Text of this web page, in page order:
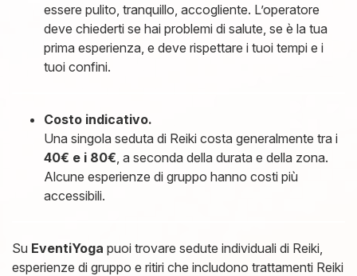
essere pulito, tranquillo, accogliente. L’operatore
deve chiederti se hai problemi di salute, se è la tua
prima esperienza, e deve rispettare i tuoi tempi e i
tuoi confini.
Costo indicativo.
Una singola seduta di Reiki costa generalmente tra i
40€ e i 80€ , a seconda della durata e della zona.
Alcune esperienze di gruppo hanno costi più
accessibili.
Su EventiYoga puoi trovare sedute individuali di Reiki,
esperienze di gruppo e ritiri che includono trattamenti Reiki